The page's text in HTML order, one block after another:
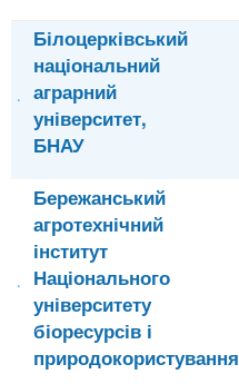
Білоцерківський
національний
аграрний
університет,
БНАУ
Бережанський
агротехнічний
інститут
Національного
університету
біоресурсів і
природокористування